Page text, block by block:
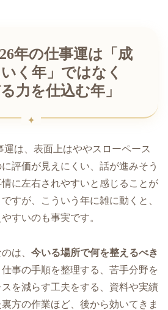
年の仕事運は「成
く年」ではなく
力を仕込む年」
は、表面上はややスローペース
評価が見えにくい、話が進みそう
に左右されやすいと感じることが
すが、こういう年に雑に動くと、
すいのも事実です。
は、 今いる場所で何を整えるべき
事の手順を整理する、苦手分野を
を減らす工夫をする、資料や実績
方の作業ほど、後から効いてきま